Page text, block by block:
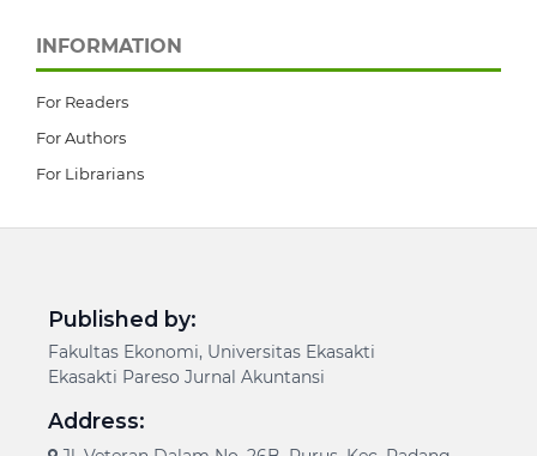
INFORMATION
For Readers
For Authors
For Librarians
Published by:
Fakultas Ekonomi, Universitas Ekasakti
Ekasakti Pareso Jurnal Akuntansi
Address: